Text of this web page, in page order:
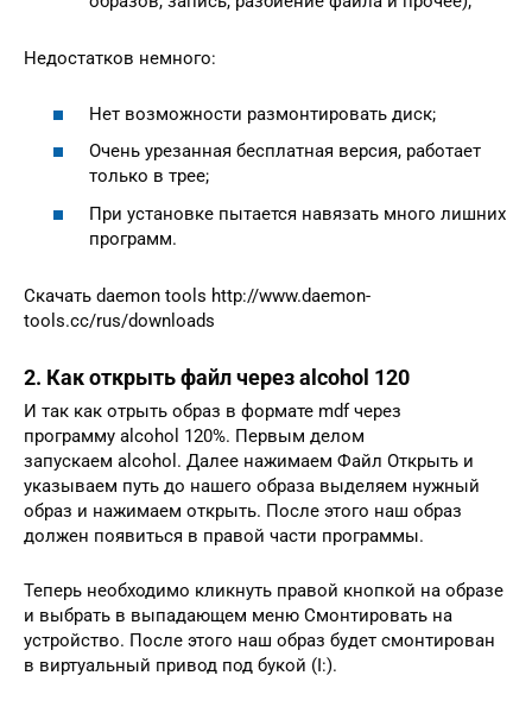
Недостатков немного:
Нет возможности размонтировать диск;
Очень урезанная бесплатная версия, работает
только в трее;
При установке пытается навязать много лишних
программ.
Скачать daemon tools http://www.daemon-
tools.cc/rus/downloads
2. Как открыть файл через alcohol 120
И так как отрыть образ в формате mdf через
программу alcohol 120%. Первым делом
запускаем alcohol. Далее нажимаем Файл Открыть и
указываем путь до нашего образа выделяем нужный
образ и нажимаем открыть. После этого наш образ
должен появиться в правой части программы.
Теперь необходимо кликнуть правой кнопкой на образе
и выбрать в выпадающем меню Смонтировать на
устройство. После этого наш образ будет смонтирован
в виртуальный привод под букой (I:).